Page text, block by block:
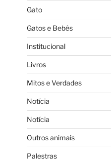
Gato
Gatos e Bebês
Institucional
Livros
Mitos e Verdades
Notícia
Notícia
Outros animais
Palestras